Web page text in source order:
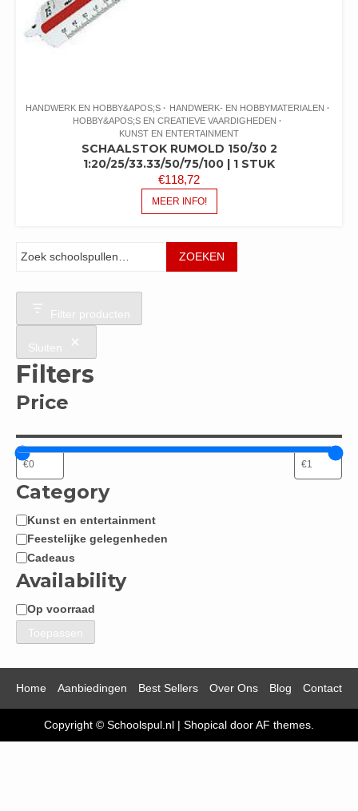
HANDWERK EN HOBBY&APOS;S
HANDWERK- EN HOBBYMATERIALEN
HOBBY&APOS;S EN CREATIEVE VAARDIGHEDEN
KUNST EN ENTERTAINMENT
SCHAALSTOK RUMOLD 150/30 2
1:20/25/33.33/50/75/100 | 1 STUK
€118,72
MEER INFO!
ZOEKEN
Filter producten
Sluiten
Filters
Price
Category
Categorie
Kunst en entertainment
Feestelijke gelegenheden
Cadeaus
Availability
Beschikbaarheid
Op voorraad
Toepassen
Home Aanbiedingen Best Sellers Over Ons Blog Contact
Copyright © Schoolspul.nl | Shopical door AF themes.